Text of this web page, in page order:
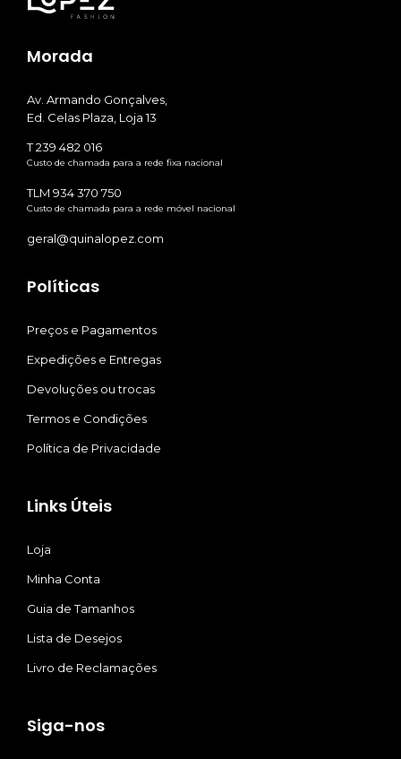
Morada
Av. Armando Gonçalves,
Ed. Celas Plaza, Loja 13
T 239 482 016
Custo de chamada para a rede fixa nacional
TLM 934 370 750
Custo de chamada para a rede móvel nacional
geral@quinalopez.com
Políticas
Preços e Pagamentos
Expedições e Entregas
Devoluções ou trocas
Termos e Condições
Política de Privacidade
Links Úteis
Loja
Minha Conta
Guia de Tamanhos
Lista de Desejos
Livro de Reclamações
Siga-nos